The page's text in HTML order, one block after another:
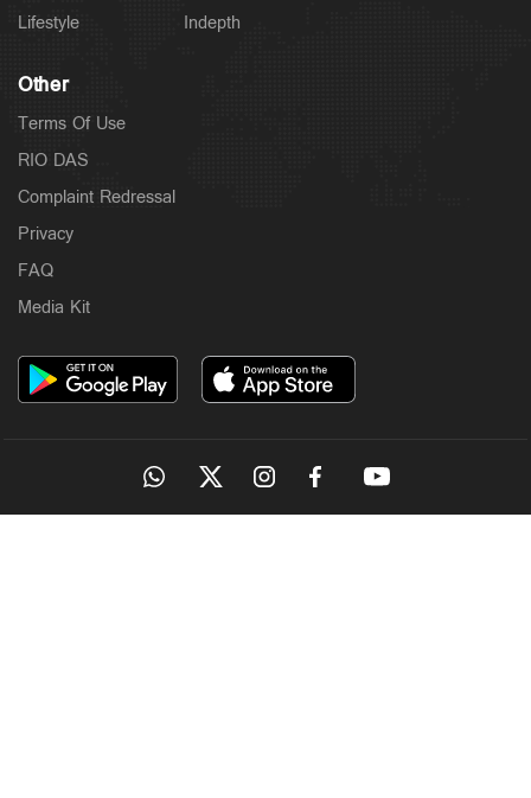
Lifestyle
Indepth
Other
Terms Of Use
RIO DAS
Complaint Redressal
Privacy
FAQ
Media Kit